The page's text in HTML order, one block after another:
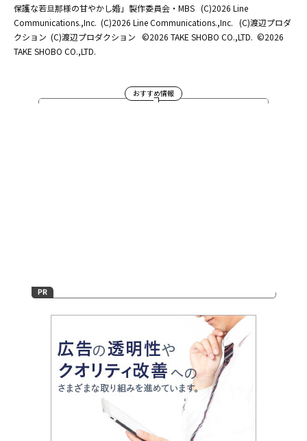
保護な若旦那様の甘やかし婚」製作委員会・MBS (C)2026 Line
Communications.,Inc. (C)2026 Line Communications.,Inc. (C)渡辺プロダ
クション (C)渡辺プロダクション ©2026 TAKE SHOBO CO.,LTD. ©2026
TAKE SHOBO CO.,LTD.
おすすめ情報